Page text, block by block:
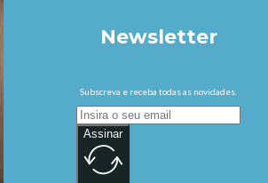
Newsletter
Subscreva e receba todas as novidades.
Assinar